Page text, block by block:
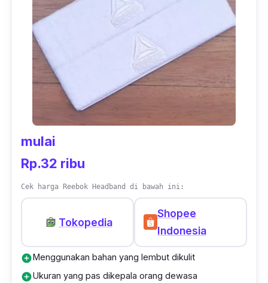
kamu berolahraga, sehingga tetap kece
maksimal walau sedang berkeringat.
mulai
Rp.32 ribu
Cek harga Reebok Headband di bawah ini:
Tokopedia
Shopee
Indonesia
add_circleMenggunakan bahan yang lembut dikulit
add_circleUkuran yang pas dikepala orang dewasa